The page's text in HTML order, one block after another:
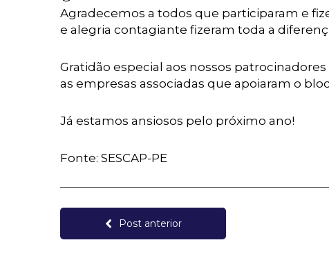
Agradecemos a todos que participaram e
e alegria contagiante fizeram toda a
Gratidão especial aos nossos
as empresas associadas que apoiaram o
Já estamos ansiosos pelo próximo ano!
Fonte: SESCAP-PE
Post anterior